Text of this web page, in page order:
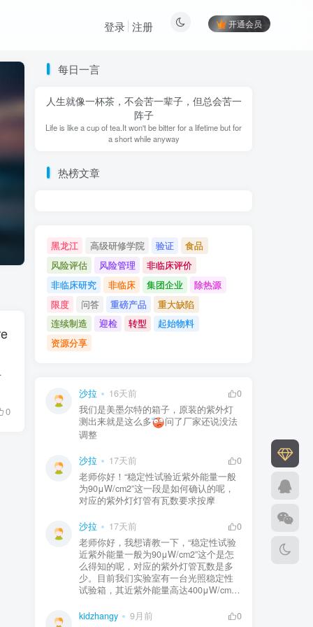
开通会员
登录 注册
标准体重50kg）。 ...
0
每日一言
人生就像一杯茶，不会苦一辈子，但总会苦一
阵子
Life is like a cup of tea.It won't be bitter for a lifetime but for
a short while anyway
热榜文章
黑龙江 高级研修学院 验证
食品
风险评估
风险管理
非临床评价
非临床研究
非临床 集团企业
除热源
限度
问答 重磅产品
重大缺陷
连续制造
迎检 转型
起始物料
资源分享
沙拉 16天前
0
我们是美墨尔特的箱子，原装的紫外灯
测出来就是这么多
问了厂家还说没法
调整
沙拉 17天前
0
老师你好！“稳定性试验近紫外能量一般
为90μW/cm2”这一段是如何确认的呢，
对应的紫外灯灯管有瓦数要求按摩
沙拉 17天前
0
老师你好，我想请教一下，“稳定性试验
近紫外能量一般为90μW/cm2”这个是怎
么得知的呢，对应的紫外灯管瓦数是多
少。目前我们实验室有一台光照稳定性
试验箱，其近紫外能量高达400μW/cm2
kidzhangy 9月前
0